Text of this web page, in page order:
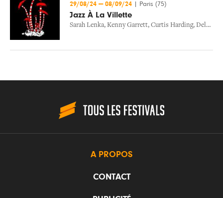
29/08/24 — 08/09/24 Paris (75)
Jazz À La Villette
Sarah Lenka, Kenny Garrett, Curtis Harding, Delgres
A PROPOS
CONTACT